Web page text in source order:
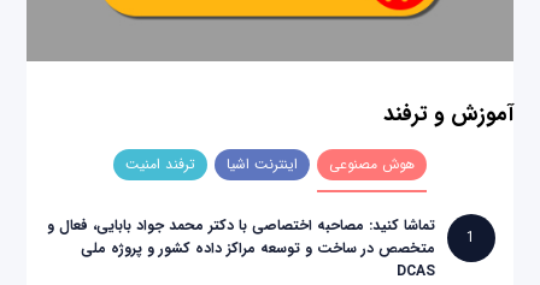
آموزش و ترفند
هوش مصنوعی اینترنت اشیا ترفند امنیت
1
تماشا کنید: مصاحبه اختصاصی با دکتر محمد جواد بابایی، فعال و
متخصص در ساخت و توسعه مراکز داده کشور و پروژه ملی
DCAS